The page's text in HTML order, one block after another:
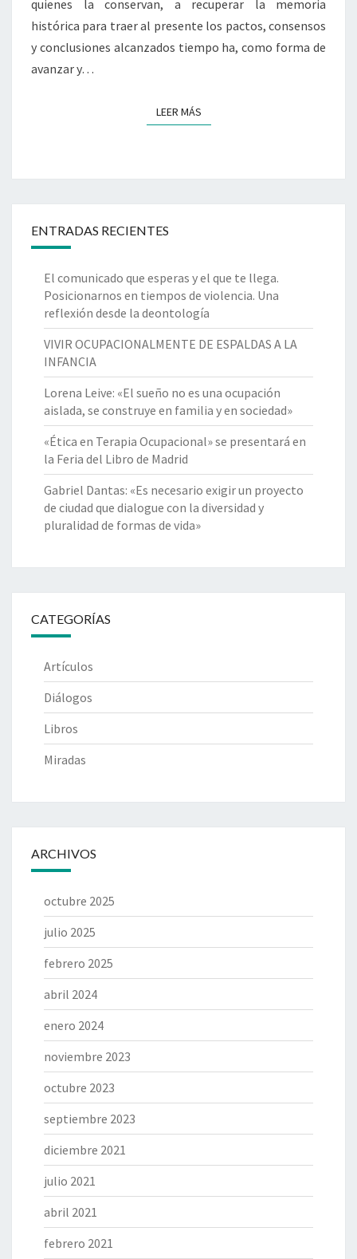
quienes la conservan, a recuperar la memoria
histórica para traer al presente los pactos, consensos
y conclusiones alcanzados tiempo ha, como forma de
avanzar y…
LEER MÁSLEER MÁS
ENTRADAS RECIENTES
El comunicado que esperas y el que te llega.
Posicionarnos en tiempos de violencia. Una
reflexión desde la deontología
VIVIR OCUPACIONALMENTE DE ESPALDAS A LA
INFANCIA
Lorena Leive: «El sueño no es una ocupación
aislada, se construye en familia y en sociedad»
«Ética en Terapia Ocupacional» se presentará en
la Feria del Libro de Madrid
Gabriel Dantas: «Es necesario exigir un proyecto
de ciudad que dialogue con la diversidad y
pluralidad de formas de vida»
CATEGORÍAS
Artículos
Diálogos
Libros
Miradas
ARCHIVOS
octubre 2025
julio 2025
febrero 2025
abril 2024
enero 2024
noviembre 2023
octubre 2023
septiembre 2023
diciembre 2021
julio 2021
abril 2021
febrero 2021